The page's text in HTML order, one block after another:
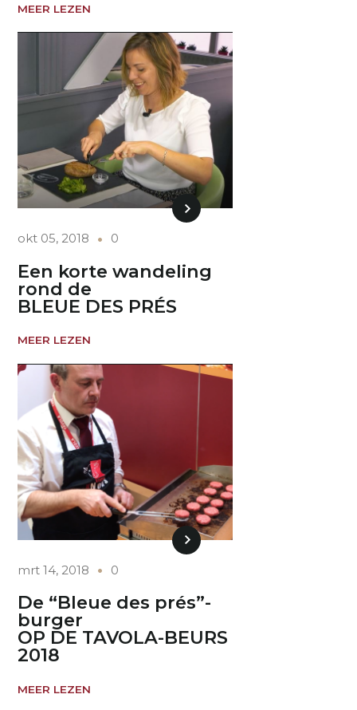
MEER LEZEN
okt 05, 2018 0
Een korte wandeling
rond de
BLEUE DES PRÉS
MEER LEZEN
mrt 14, 2018 0
De “Bleue des prés”-
burger
OP DE TAVOLA-BEURS
2018
MEER LEZEN